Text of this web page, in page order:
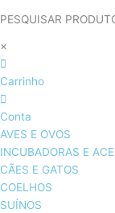
PESQUISAR
×
Carrinho
Conta
AVES E OVOS
INCUBADORAS E
CÃES E GATOS
COELHOS
SUÍNOS